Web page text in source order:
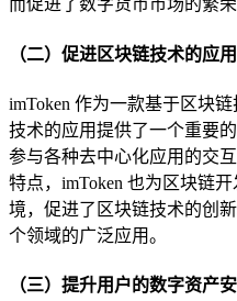
而促进了数字货币市场的繁荣
（二）促进区块链技术的应用
imToken 作为一款基于区块
技术的应用提供了一个重要
参与各种去中心化应用的交
特点，imToken 也为区块链
境，促进了区块链技术的创
个领域的广泛应用。
（三）提升用户的数字资产